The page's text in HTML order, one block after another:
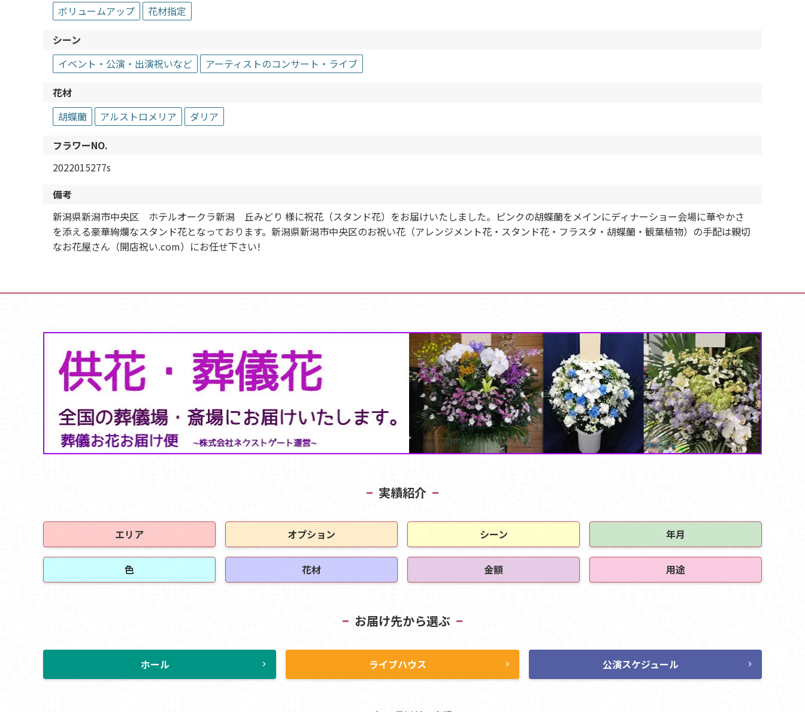
ボリュームアップ
花材指定
シーン
イベント・公演・出演祝いなど
アーティストのコンサート・ライブ
花材
胡蝶蘭
アルストロメリア
ダリア
フラワーNO.
2022015277s
備考
新潟県新潟市中央区 ホテルオークラ新潟 丘みどり 様に祝花（スタンド花）をお届けいたしました。ピンクの胡蝶蘭をメインにディナーショー会場に華やかさ
を添える豪華絢爛なスタンド花となっております。新潟県新潟市中央区のお祝い花（アレンジメント花・スタンド花・フラスタ・胡蝶蘭・観葉植物）の手配は親切
なお花屋さん（開店祝い.com）にお任せ下さい!
実績紹介
エリア オプション シーン 年月
色 花材 金額 用途
お届け先から選ぶ
ホール chevron_right ライブハウス chevron_right 公演スケジュール chevron_right